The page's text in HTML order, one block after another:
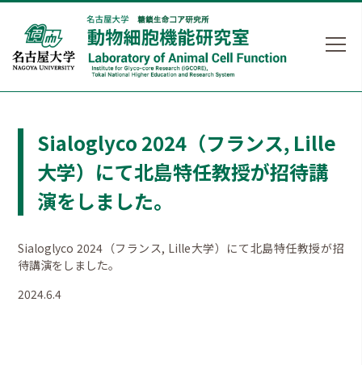
Sialoglyco 2024（フランス, Lille
大学）にて北島特任教授が招待講
演をしました。
Sialoglyco 2024（フランス, Lille大学）にて北島特任教授が招
待講演をしました。
2024.6.4